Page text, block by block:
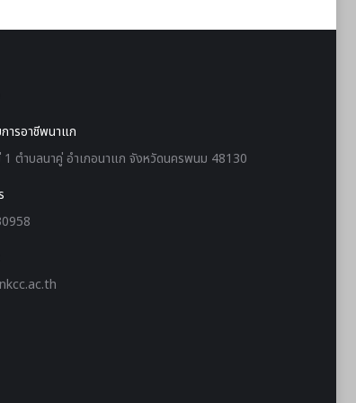
ารอาชีพนาแก
ตำบลนาคู่ อำเภอนาแก จังหวัดนครพนม 48130